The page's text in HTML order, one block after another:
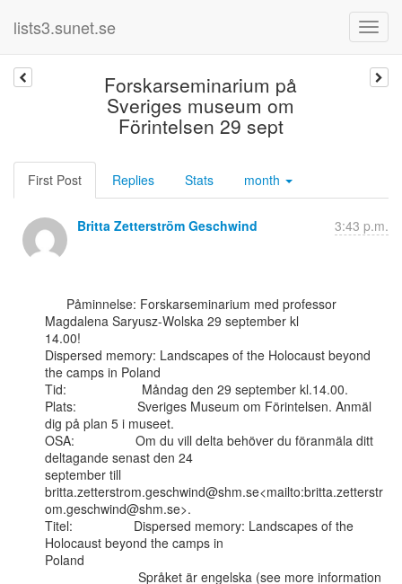
lists3.sunet.se
Forskarseminarium på
Sveriges museum om
Förintelsen 29 sept
First Post Replies Stats month
Britta Zetterström Geschwind 3:43 p.m.
Magdalena Saryusz-Wolska 29 september kl
14.00!
Dispersed memory: Landscapes of the Holocaust beyond
the camps in Poland
Tid:                     Måndag den 29 september kl.14.00.
Plats:                 Sveriges Museum om Förintelsen. Anmäl
dig på plan 5 i museet.
OSA:                 Om du vill delta behöver du föranmäla ditt
deltagande senast den 24
september till
britta.zetterstrom.geschwind@shm.se<mailto:britta.zetterstr
om.geschwind@shm.se>.
Titel:                 Dispersed memory: Landscapes of the
Holocaust beyond the camps in
Poland